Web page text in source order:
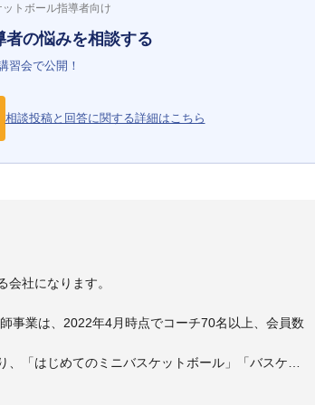
トボール指導者向け
の悩みを相談する
習会で公開！
相談投稿と回答に関する詳細はこちら
会社になります。
事業は、2022年4月時点でコーチ70名以上、会員数
「はじめてのミニバスケットボール」「バスケッ